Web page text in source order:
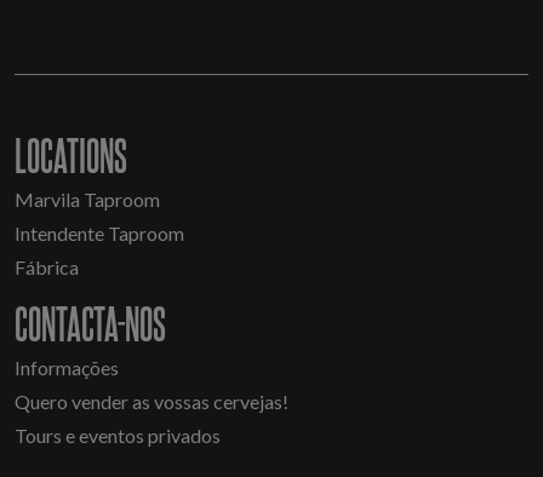
LOCATIONS
Marvila Taproom
Intendente Taproom
Fábrica
CONTACTA-NOS
Informações
Quero vender as vossas cervejas!
Tours e eventos privados